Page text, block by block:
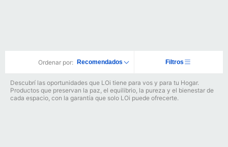
Ordenar por: Recomendados Filtros
Descubrí las oportunidades que LOi tiene para vos y para tu Hogar.
Productos que preservan la paz, el equilibrio, la pureza y el bienestar de
cada espacio, con la garantía que solo LOi puede ofrecerte.